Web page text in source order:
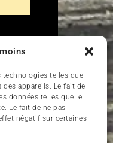
telles que
appareils. Le fait de
données telles que le
Le fait de ne pas
négatif sur certaines